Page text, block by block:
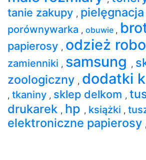
tanie zakupy ,
porównywarka , obuwie ,
papierosy , odzież
zamienniki , samsung ,
zoologiczny , dodatki
, tkaniny , sklep delkom ,
drukarek , hp , książki ,
elektroniczne papierosy ,